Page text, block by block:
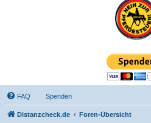
FAQ Spenden
Distanzcheck.de Foren-Übersicht